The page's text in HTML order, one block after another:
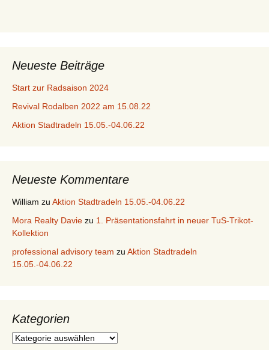
Neueste Beiträge
Start zur Radsaison 2024
Revival Rodalben 2022 am 15.08.22
Aktion Stadtradeln 15.05.-04.06.22
Neueste Kommentare
William zu Aktion Stadtradeln 15.05.-04.06.22
Mora Realty Davie zu 1. Präsentationsfahrt in neuer TuS-Trikot-
Kollektion
professional advisory team zu Aktion Stadtradeln
15.05.-04.06.22
Kategorien
Kategorien